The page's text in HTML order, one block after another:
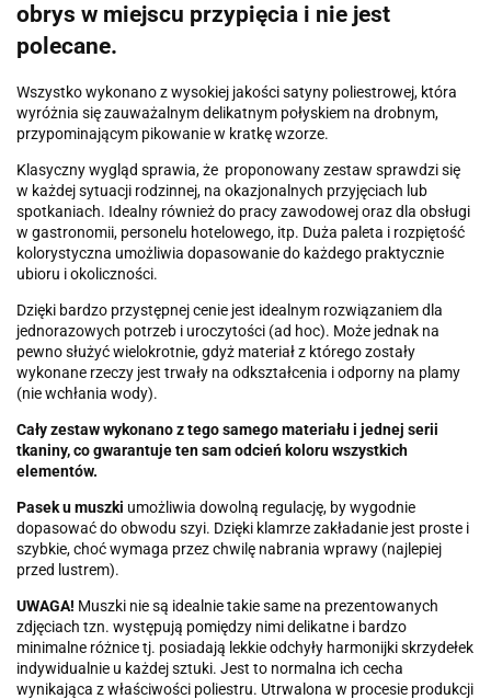
obrys w miejscu przypięcia i nie jest
polecane.
Wszystko wykonano z wysokiej jakości satyny poliestrowej, która
wyróżnia się zauważalnym delikatnym połyskiem na drobnym,
przypominającym pikowanie w kratkę wzorze.
Klasyczny wygląd sprawia, że proponowany zestaw sprawdzi się
w każdej sytuacji rodzinnej, na okazjonalnych przyjęciach lub
spotkaniach. Idealny również do pracy zawodowej oraz dla obsługi
w gastronomii, personelu hotelowego, itp. Duża paleta i rozpiętość
kolorystyczna umożliwia dopasowanie do każdego praktycznie
ubioru i okoliczności.
Dzięki bardzo przystępnej cenie jest idealnym rozwiązaniem dla
jednorazowych potrzeb i uroczytości (ad hoc). Może jednak na
pewno służyć wielokrotnie, gdyż materiał z którego zostały
wykonane rzeczy jest trwały na odkształcenia i odporny na plamy
(nie wchłania wody).
Cały zestaw wykonano z tego samego materiału i jednej serii
tkaniny, co gwarantuje ten sam odcień koloru wszystkich
elementów.
Pasek u muszki umożliwia dowolną regulację, by wygodnie
dopasować do obwodu szyi. Dzięki klamrze zakładanie jest proste i
szybkie, choć wymaga przez chwilę nabrania wprawy (najlepiej
przed lustrem).
UWAGA! Muszki nie są idealnie takie same na prezentowanych
zdjęciach tzn. występują pomiędzy nimi delikatne i bardzo
minimalne różnice tj. posiadają lekkie odchyły harmonijki skrzydełek
indywidualnie u każdej sztuki. Jest to normalna ich cecha
wynikająca z właściwości poliestru. Utrwalona w procesie produkcji